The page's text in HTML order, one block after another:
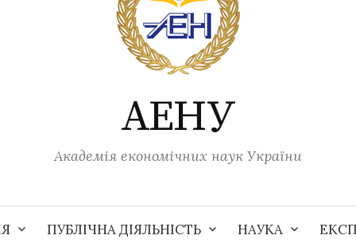
АЕНУ
Академія економічних наук України
ПУБЛІЧНА ДІЯЛЬНІСТЬ НАУКА